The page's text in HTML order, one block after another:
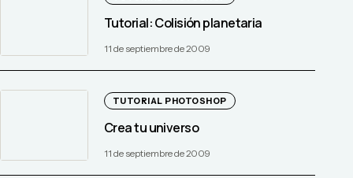
Tutorial: Colisión planetaria
11 de septiembre de 2009
TUTORIAL PHOTOSHOP
Crea tu universo
11 de septiembre de 2009